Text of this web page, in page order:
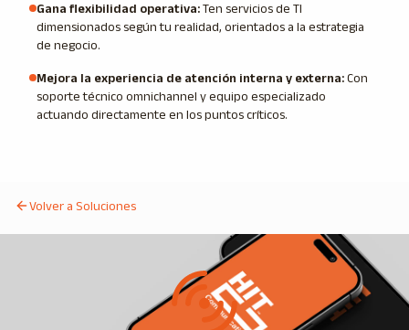
Gana flexibilidad operativa:Ten servicios de TI
dimensionados según tu realidad, orientados a la estrategia
de negocio.
Mejora la experiencia de atención interna y externa:Con
soporte técnico omnichannel y equipo especializado
actuando directamente en los puntos críticos.
Volver a Soluciones